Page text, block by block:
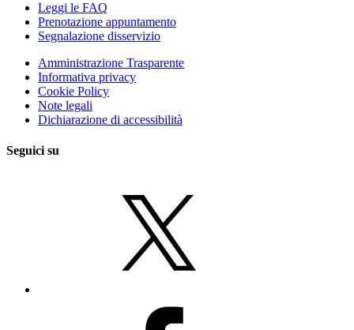
Leggi le FAQ
Prenotazione appuntamento
Segnalazione disservizio
Amministrazione Trasparente
Informativa privacy
Cookie Policy
Note legali
Dichiarazione di accessibilità
Seguici su